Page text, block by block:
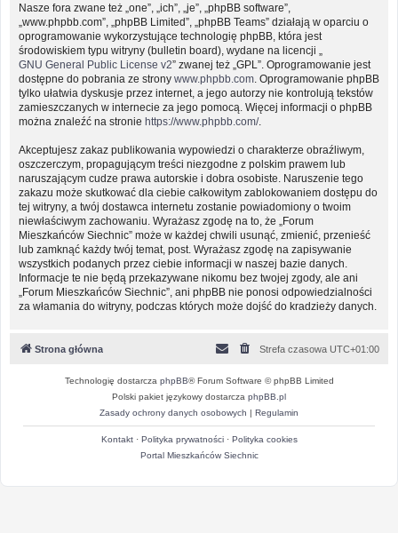
Nasze fora zwane też „one”, „ich”, „je”, „phpBB software”,
„www.phpbb.com”, „phpBB Limited”, „phpBB Teams” działają w oparciu o
oprogramowanie wykorzystujące technologię phpBB, która jest
środowiskiem typu witryny (bulletin board), wydane na licencji „
GNU General Public License v2” zwanej też „GPL”. Oprogramowanie jest
dostępne do pobrania ze strony www.phpbb.com . Oprogramowanie phpBB
tylko ułatwia dyskusje przez internet, a jego autorzy nie kontrolują tekstów
zamieszczanych w internecie za jego pomocą. Więcej informacji o phpBB
można znaleźć na stronie https://www.phpbb.com/.
Akceptujesz zakaz publikowania wypowiedzi o charakterze obraźliwym,
oszczerczym, propagującym treści niezgodne z polskim prawem lub
naruszającym cudze prawa autorskie i dobra osobiste. Naruszenie tego
zakazu może skutkować dla ciebie całkowitym zablokowaniem dostępu do
tej witryny, a twój dostawca internetu zostanie powiadomiony o twoim
niewłaściwym zachowaniu. Wyrażasz zgodę na to, że „Forum
Mieszkańców Siechnic” może w każdej chwili usunąć, zmienić, przenieść
lub zamknąć każdy twój temat, post. Wyrażasz zgodę na zapisywanie
wszystkich podanych przez ciebie informacji w naszej bazie danych.
Informacje te nie będą przekazywane nikomu bez twojej zgody, ale ani
„Forum Mieszkańców Siechnic”, ani phpBB nie ponosi odpowiedzialności
za włamania do witryny, podczas których może dojść do kradzieży danych.
Strona główna Strefa czasowa UTC+01:00
Technologię dostarcza phpBB® Forum Software © phpBB Limited
Polski pakiet językowy dostarcza phpBB.pl
Zasady ochrony danych osobowych | Regulamin
Kontakt· Polityka prywatności· Polityka cookies
Portal Mieszkańców Siechnic